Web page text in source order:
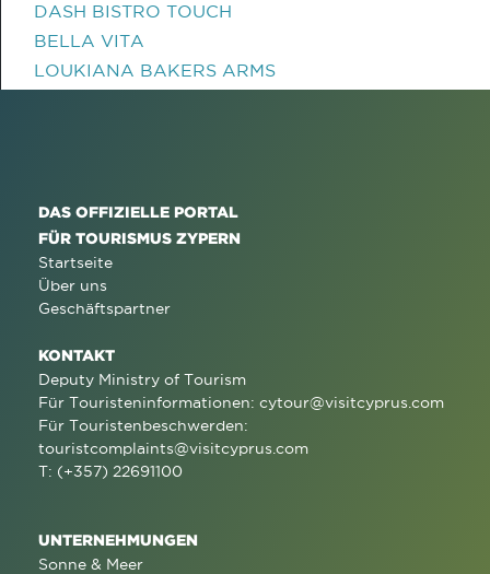
DASH BISTRO TOUCH
BELLA VITA
LOUKIANA BAKERS ARMS
DAS OFFIZIELLE PORTAL
FÜR TOURISMUS ZYPERN
Startseite
Über uns
Geschäftspartner
KONTAKT
Deputy Ministry of Tourism
Für Touristeninformationen: cytour@visitcyprus.com
Für Touristenbeschwerden:
touristcomplaints@visitcyprus.com
T: (+357) 22691100
UNTERNEHMUNGEN
Sonne & Meer